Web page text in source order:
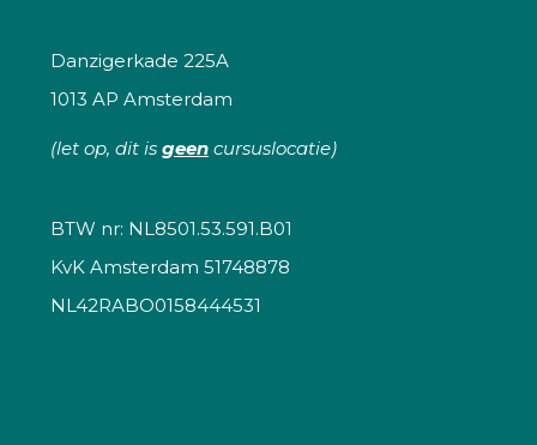
Danzigerkade 225A
1013 AP Amsterdam
(let op, dit is geen cursuslocatie)
BTW nr: NL8501.53.591.B01
KvK Amsterdam 51748878
NL42RABO0158444531